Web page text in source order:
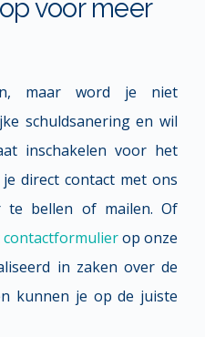
voor meer
maar word je niet
schuldsanering en wil
inschakelen voor het
direct contact met ons
te bellen of mailen. Of
contactformulier op onze
in zaken over de
kunnen je op de juiste